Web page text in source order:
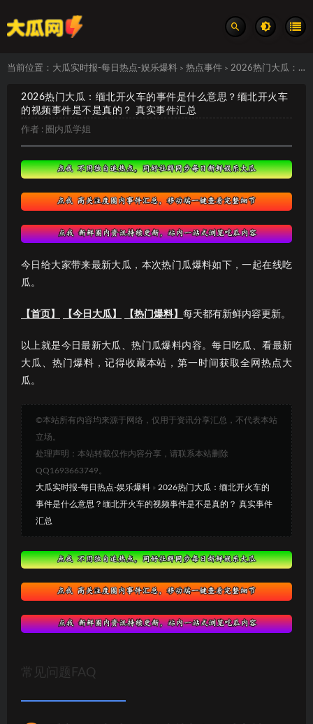
当前位置： 大瓜实时报-每日热点-娱乐爆料 > 热点事件 > 2026热门大瓜：缅北开火车的事件是什么意思？缅北开火车的视频事件是不是真的？ 真实事件汇总
2026热门大瓜：缅北开火车的事件是什么意思？缅北开火车
的视频事件是不是真的？ 真实事件汇总
作者 : 圈内瓜学姐
今日给大家带来最新大瓜，本次热门瓜爆料如下，一起在线吃
瓜。
【首页】 【今日大瓜】 【热门爆料】 每天都有新鲜内容更新。
以上就是今日最新大瓜、热门瓜爆料内容。每日吃瓜、看最新
大瓜、热门爆料，记得收藏本站，第一时间获取全网热点大
瓜。
©本站所有内容均来源于网络，仅用于资讯分享汇总，不代表本站
立场。
处理声明：本站转载仅作内容分享，请联系本站删除
QQ1693663749。
大瓜实时报-每日热点-娱乐爆料 » 2026热门大瓜：缅北开火车的
事件是什么意思？缅北开火车的视频事件是不是真的？ 真实事件
汇总
常见问题FAQ